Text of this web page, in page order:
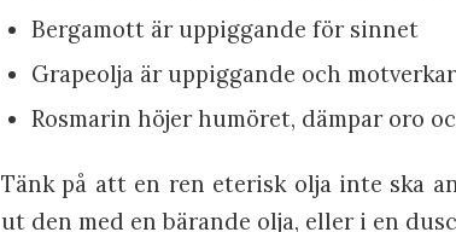
Bergamott är uppiggande för sinnet
Grapeolja är uppiggande och
Rosmarin höjer humöret, dämpar oro
Tänk på att en ren eterisk olja inte ska
ut den med en bärande olja, eller i en